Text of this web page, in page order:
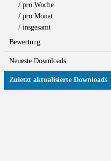
/ pro Woche
/ pro Monat
/ insgesamt
Bewertung
Neueste Downloads
Zuletzt aktualisierte Downloads